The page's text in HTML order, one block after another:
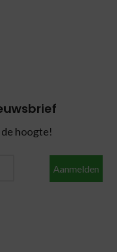
hoogte!
Aanmelden